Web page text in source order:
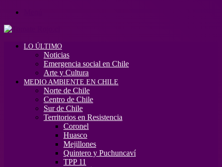
LO ÚLTIMO
Noticias
Emergencia social en Chile
Arte y Cultura
MEDIO AMBIENTE EN CHILE
Norte de Chile
Centro de Chile
Sur de Chile
Territorios en Resistencia
Coronel
Huasco
Mejillones
Quintero y Puchuncaví
TPP 11